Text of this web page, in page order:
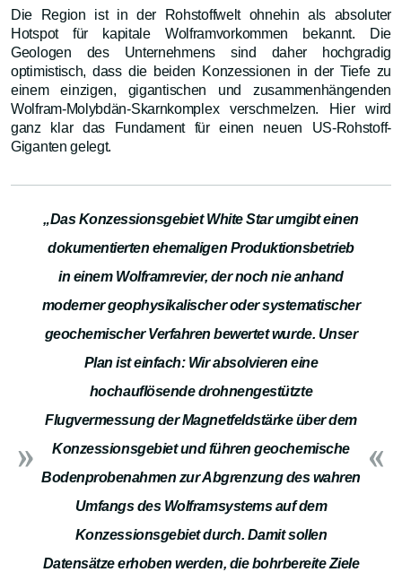
Die Region ist in der Rohstoffwelt ohnehin als absoluter
Hotspot für kapitale Wolframvorkommen bekannt. Die
Geologen des Unternehmens sind daher hochgradig
optimistisch, dass die beiden Konzessionen in der Tiefe zu
einem einzigen, gigantischen und zusammenhängenden
Wolfram-Molybdän-Skarnkomplex verschmelzen. Hier wird
ganz klar das Fundament für einen neuen US-Rohstoff-
Giganten gelegt.
„Das Konzessionsgebiet White Star umgibt einen
dokumentierten ehemaligen Produktionsbetrieb
in einem Wolframrevier, der noch nie anhand
moderner geophysikalischer oder systematischer
geochemischer Verfahren bewertet wurde. Unser
Plan ist einfach: Wir absolvieren eine
hochauflösende drohnengestützte
Flugvermessung der Magnetfeldstärke über dem
Konzessionsgebiet und führen geochemische
Bodenprobenahmen zur Abgrenzung des wahren
Umfangs des Wolframsystems auf dem
Konzessionsgebiet durch. Damit sollen
Datensätze erhoben werden, die bohrbereite Ziele